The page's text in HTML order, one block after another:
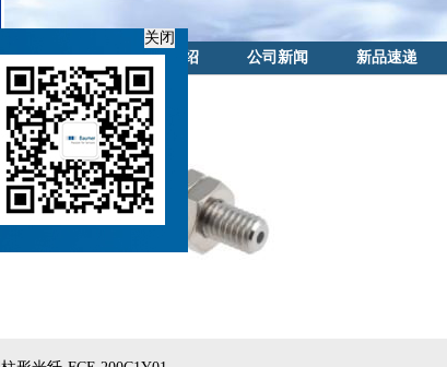
首页 公司介绍 公司新闻 新品速递
关闭